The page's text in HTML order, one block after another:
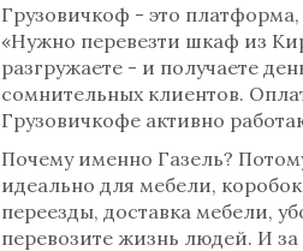
Грузовичкоф - это
«Нужно перевезти шкаф из
разгружаете - и получаете
сомнительных клиентов.
Грузовичкофе активно
Почему именно Газель?
идеально для мебели,
переезды, доставка мебели,
перевозите жизнь людей. И за